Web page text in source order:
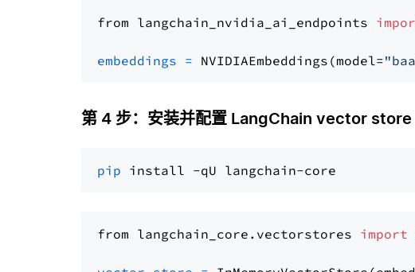
from langchain_nvidia_ai_endpoints
embeddings = NVIDIAEmbeddings(model=
第 4 步：安装并配置 LangChain vector store
pip
from langchain_core.vectorstores import